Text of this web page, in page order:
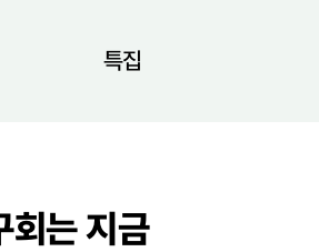
특집
회는 지금